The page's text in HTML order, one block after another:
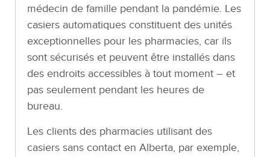
médecin de famille pendant la pandémie. Les
casiers automatiques constituent des unités
exceptionnelles pour les pharmacies, car ils
sont sécurisés et peuvent être installés dans
des endroits accessibles à tout moment – et
pas seulement pendant les heures de
bureau.
Les clients des pharmacies utilisant des
casiers sans contact en Alberta, par exemple,